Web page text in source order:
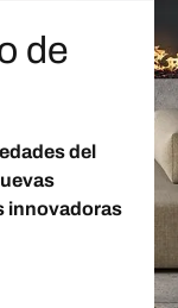
de
del
innovadoras